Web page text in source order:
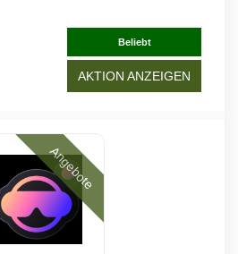
Beliebt
AKTION ANZEIGEN
Angebote